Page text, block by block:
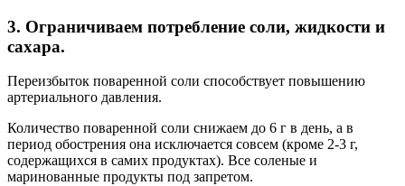
3. Ограничиваем потребление соли, жидкости и
сахара.
Переизбыток поваренной соли способствует повышению
артериального давления.
Количество поваренной соли снижаем до 6 г в день, а в
период обострения она исключается совсем (кроме 2-3 г,
содержащихся в самих продуктах). Все соленые и
маринованные продукты под запретом.